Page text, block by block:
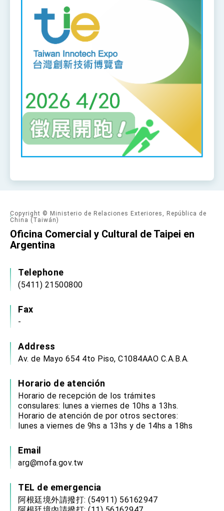
Copyright © Ministerio de Relaciones Exteriores, República de
China (Taiwán)
Oficina Comercial y Cultural de Taipei en
Argentina
Telephone
(5411) 21500800
Fax
-
Address
Av. de Mayo 654 4to Piso, C1084AAO C.A.B.A.
Horario de atención
Horario de recepción de los trámites
consulares: lunes a viernes de 10hs a 13hs.
Horario de atención de por otros sectores:
lunes a viernes de 9hs a 13hs y de 14hs a 18hs
Email
arg@mofa.gov.tw
TEL de emergencia
阿根廷境外請撥打: (54911) 56162947